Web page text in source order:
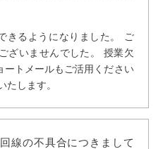
きるようになりました。 ご
ざいませんでした。 授業欠
ートメールもご活用ください
たします。
線の不具合につきまして